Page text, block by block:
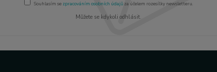
Souhlasím se zpracováním osobních údajůza účelem rozesílky newsletteru.
Můžete se kdykoli odhlásit.